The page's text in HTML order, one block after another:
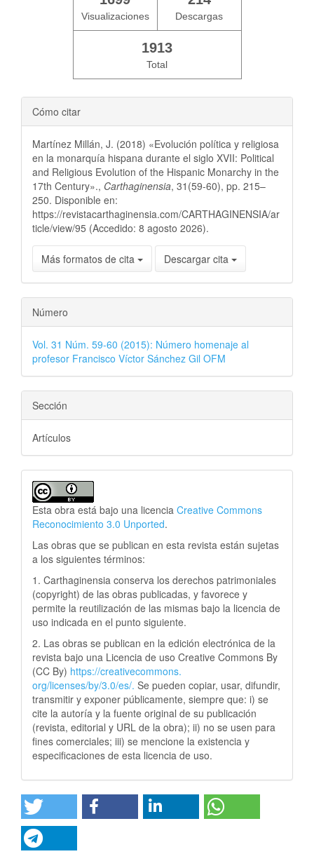
Visualizaciones Descargas
1913
Total
Cómo citar
Martínez Millán, J. (2018) «Evolución política y religiosa
en la monarquía hispana durante el siglo XVII: Political
and Religious Evolution of the Hispanic Monarchy in the
17th Century»., Carthaginensia, 31(59-60), pp. 215–
250. Disponible en:
https://revistacarthaginensia.com/CARTHAGINENSIA/ar
ticle/view/95 (Accedido: 8 agosto 2026).
Más formatos de cita Descargar cita
Número
Vol. 31 Núm. 59-60 (2015): Número homenaje al
profesor Francisco Víctor Sánchez Gil OFM
Sección
Artículos
Esta obra está bajo una licencia Creative Commons
Reconocimiento 3.0 Unported.
Las obras que se publican en esta revista están sujetas
a los siguientes términos:
1. Carthaginensia conserva los derechos patrimoniales
(copyright) de las obras publicadas, y favorece y
permite la reutilización de las mismas bajo la licencia de
uso indicada en el punto siguiente.
2. Las obras se publican en la edición electrónica de la
revista bajo una Licencia de uso Creative Commons By
(CC By) https://creativecommons.
org/licenses/by/3.0/es/. Se pueden copiar, usar, difundir,
transmitir y exponer públicamente, siempre que: i) se
cite la autoría y la fuente original de su publicación
(revista, editorial y URL de la obra); ii) no se usen para
fines comerciales; iii) se mencione la existencia y
especificaciones de esta licencia de uso.